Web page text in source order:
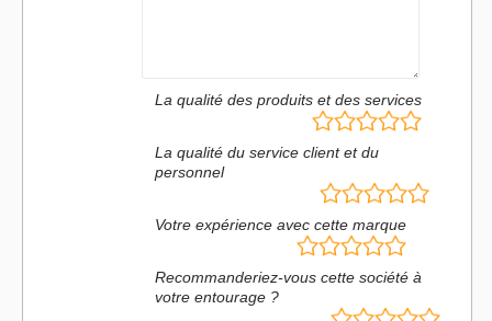
La qualité des produits et des services
La qualité du service client et du
personnel
Votre expérience avec cette marque
Recommanderiez-vous cette société à
votre entourage ?